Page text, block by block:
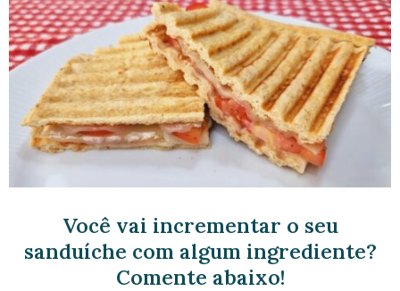
Você vai incrementar o seu
sanduíche com algum ingrediente?
Comente abaixo!